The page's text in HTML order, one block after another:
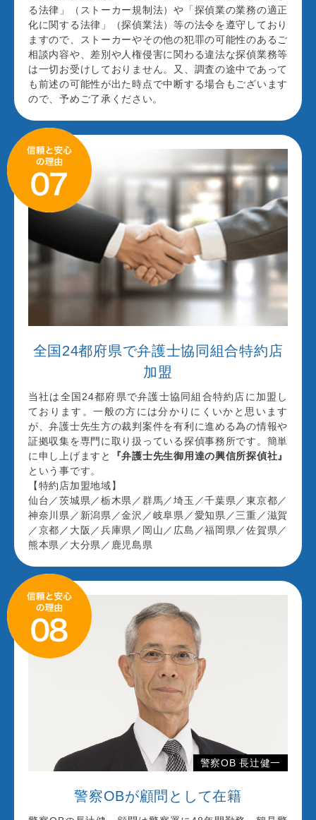
る法律」（ストーカー規制法）や「探偵業の業務の適正
化に関する法律」（探偵業法）等の法令を遵守しており
ますので、ストーカーやその他の犯罪の可能性のあるご
相談内容や、差別や人権侵害に関わる違法な探偵業務等
は一切お受けしておりません。又、調査の途中であって
も前述の可能性が出た時点で中断する場合もございます
ので、予めご了承ください。
全国24都府県で弁護士協同組合特約店
加盟
当社は全国24都府県で弁護士協同組合特約店に加盟し
ております。一般の方には分かりにくいかと思います
が、弁護士先生方の裁判案件を有利に進める為の情報や
証拠収集を専門に取り扱っている探偵事務所です。簡単
に申し上げますと
『弁護士先生御用達の興信所探偵社』
という事です。
【特約店加盟地域】
仙台／茨城県／栃木県／群馬／埼玉／千葉県／東京都／
神奈川県／新潟県／金沢／岐阜県／愛知県／三重／滋賀
／京都／大阪／兵庫県／岡山／広島／福岡県／佐賀県／
熊本県／大分県／鹿児島県
警察OB 長辻健一
警察OBが顧問として在籍